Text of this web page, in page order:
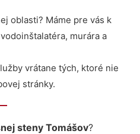
oblasti? Máme pre vás k
murára a
vrátane tých, ktoré nie
stránky.
steny Tomášov?